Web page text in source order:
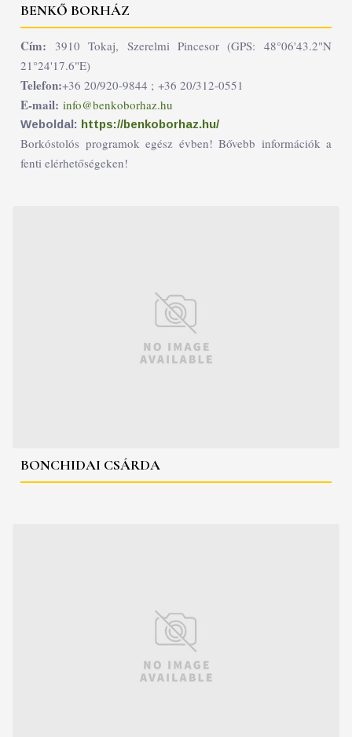
BENKŐ BORHÁZ
Cím: 3910 Tokaj, Szerelmi Pincesor (GPS: 48°06'43.2"N
21°24'17.6"E)
Telefon:+36 20/920-9844 ; +36 20/312-0551
E-mail: info@benkoborhaz.hu
Weboldal: https://benkoborhaz.hu/
Borkóstolós programok egész évben! Bővebb információk a
fenti elérhetőségeken!
BONCHIDAI CSÁRDA